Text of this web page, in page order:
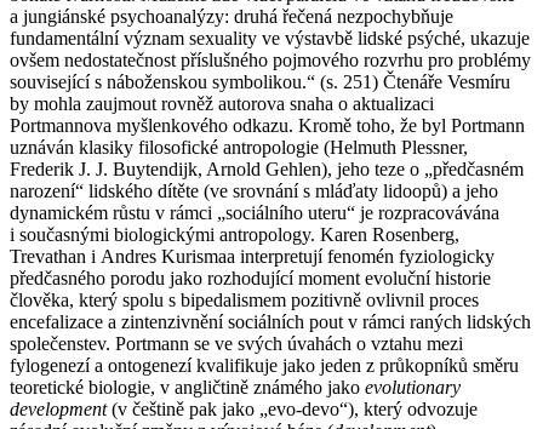
a jungiánské psychoanalýzy: druhá řečená nezpochybňuje
fundamentální význam sexuality ve výstavbě lidské psýché, ukazuje
ovšem nedostatečnost příslušného pojmového rozvrhu pro problémy
související s náboženskou symbolikou.“ (s. 251) Čtenáře Vesmíru
by mohla zaujmout rovněž autorova snaha o aktualizaci
Portmannova myšlenkového odkazu. Kromě toho, že byl Portmann
uznáván klasiky filosofické antropologie (Helmuth Plessner,
Frederik J. J. Buytendijk, Arnold Gehlen), jeho teze o „předčasném
narození“ lidského dítěte (ve srovnání s mláďaty lidoopů) a jeho
dynamickém růstu v rámci „sociálního uteru“ je rozpracovávána
i současnými biologickými antropology. Karen Rosenberg,
Trevathan i Andres Kurismaa interpretují fenomén fyziologicky
předčasného porodu jako rozhodující moment evoluční historie
člověka, který spolu s bipedalismem pozitivně ovlivnil proces
encefalizace a zintenzivnění sociálních pout v rámci raných lidských
společenstev. Portmann se ve svých úvahách o vztahu mezi
fylogenezí a ontogenezí kvalifikuje jako jeden z průkopníků směru
teoretické biologie, v angličtině známého jako evolutionary
development(v češtině pak jako „evo-devo“), který odvozuje